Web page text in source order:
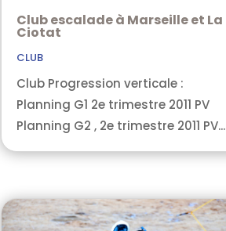
Club escalade à Marseille et La
Ciotat
CLUB
Club Progression verticale :
Planning G1 2e trimestre 2011 PV
Planning G2 , 2e trimestre 2011 PV...